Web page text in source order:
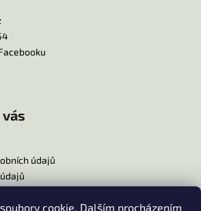
cookie. Dalším procházením
údajů